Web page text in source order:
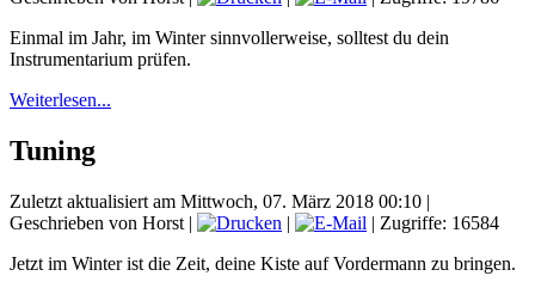
Einmal im Jahr, im Winter sinnvollerweise, solltest du dein
Instrumentarium prüfen.
Weiterlesen...
Tuning
Zuletzt aktualisiert am Mittwoch, 07. März 2018 00:10 |
Geschrieben von Horst | |
| Zugriffe: 16584
Jetzt im Winter ist die Zeit, deine Kiste auf Vordermann zu bringen.